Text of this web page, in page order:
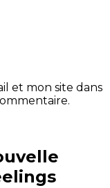
et mon site dans